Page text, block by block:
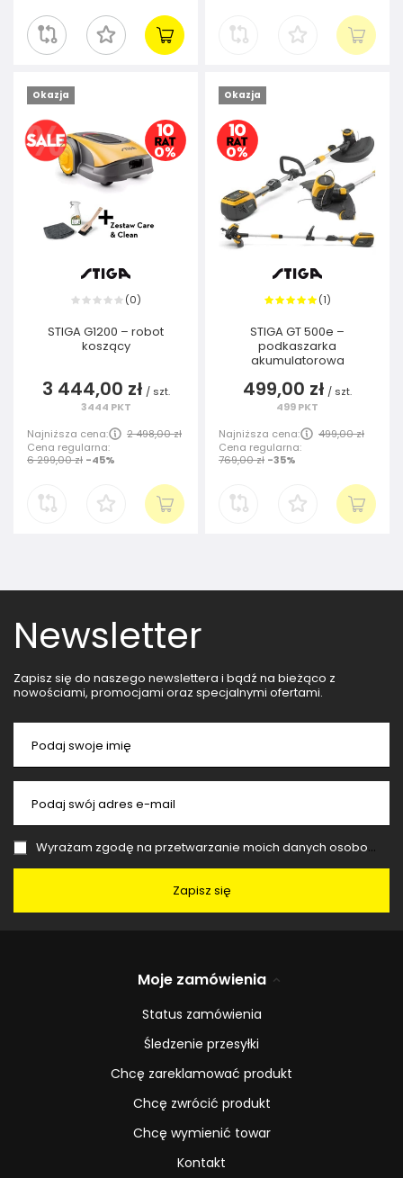
Okazja
(0)
STIGA G1200 – robot
koszący
3 444,00 zł / szt.
3444 PKT
Najniższa cena:
2 498,00 zł
Cena regularna:
6 299,00 zł -45%
Okazja
(1)
STIGA GT 500e –
podkaszarka
akumulatorowa
499,00 zł / szt.
499PKT
Najniższa cena:
499,00 zł
Cena regularna:
769,00 zł -35%
Newsletter
Zapisz się do naszego newslettera i bądź na bieżąco z
nowościami, promocjami oraz specjalnymi ofertami.
Podaj swoje imię
Podaj swój adres e-mail
Wyrażam zgodę na przetwarzanie moich danych osobowych (adres e-mail) na potrzeby wysyłki newslettera z informacją handlową (marketing). Więcej w
Zapisz się
Moje zamówienia
Status zamówienia
Śledzenie przesyłki
Chcę zareklamować produkt
Chcę zwrócić produkt
Chcę wymienić towar
Kontakt